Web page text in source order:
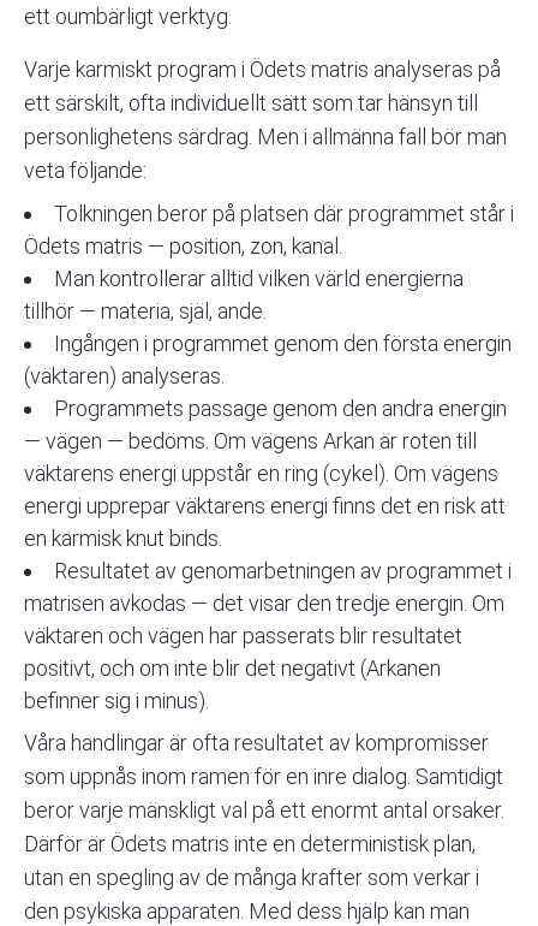
ett oumbärligt verktyg.
Varje karmiskt program i Ödets matris analyseras på
ett särskilt, ofta individuellt sätt som tar hänsyn till
personlighetens särdrag. Men i allmänna fall bör man
veta följande:
Tolkningen beror på platsen där programmet står i
Ödets matris — position, zon, kanal.
Man kontrollerar alltid vilken värld energierna
tillhör — materia, själ, ande.
Ingången i programmet genom den första energin
(väktaren) analyseras.
Programmets passage genom den andra energin
— vägen — bedöms. Om vägens Arkan är roten till
väktarens energi uppstår en ring (cykel). Om vägens
energi upprepar väktarens energi finns det en risk att
en karmisk knut binds.
Resultatet av genomarbetningen av programmet i
matrisen avkodas — det visar den tredje energin. Om
väktaren och vägen har passerats blir resultatet
positivt, och om inte blir det negativt (Arkanen
befinner sig i minus).
Våra handlingar är ofta resultatet av kompromisser
som uppnås inom ramen för en inre dialog. Samtidigt
beror varje mänskligt val på ett enormt antal orsaker.
Därför är Ödets matris inte en deterministiskplan,
utan en spegling av de många krafter som verkar i
den psykiska apparaten. Med dess hjälp kan man